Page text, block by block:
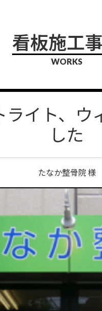
看板施工
WORKS
イト、ウ
した
たなか整骨院 様